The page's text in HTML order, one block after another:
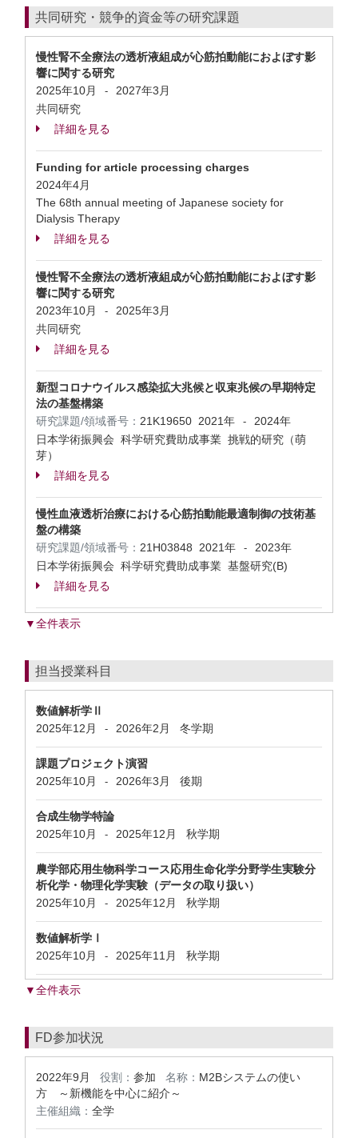
共同研究・競争的資金等の研究課題
慢性腎不全療法の透析液組成が心筋拍動能におよぼす影
響に関する研究
2025年10月
-
2027年3月
共同研究
詳細を見る
Funding for article processing charges
2024年4月
The 68th annual meeting of Japanese society for
Dialysis Therapy
詳細を見る
慢性腎不全療法の透析液組成が心筋拍動能におよぼす影
響に関する研究
2023年10月
-
2025年3月
共同研究
詳細を見る
新型コロナウイルス感染拡大兆候と収束兆候の早期特定
法の基盤構築
研究課題/領域番号： 21K19650 2021年 -
2024年
日本学術振興会 科学研究費助成事業 挑戦的研究（萌
芽）
詳細を見る
慢性血液透析治療における心筋拍動能最適制御の技術基
盤の構築
研究課題/領域番号： 21H03848 2021年 -
2023年
日本学術振興会 科学研究費助成事業 基盤研究(B)
詳細を見る
▼全件表示
担当授業科目
数値解析学Ⅱ
2025年12月
- 2026年2月 冬学期
課題プロジェクト演習
2025年10月
- 2026年3月 後期
合成生物学特論
2025年10月
- 2025年12月 秋学期
農学部応用生物科学コース応用生命化学分野学生実験分
析化学・物理化学実験（データの取り扱い）
2025年10月
- 2025年12月 秋学期
数値解析学Ⅰ
2025年10月
- 2025年11月 秋学期
▼全件表示
FD参加状況
2022年9月 役割： 参加 名称： M2Bシステムの使い
方 ～新機能を中心に紹介～
主催組織： 全学